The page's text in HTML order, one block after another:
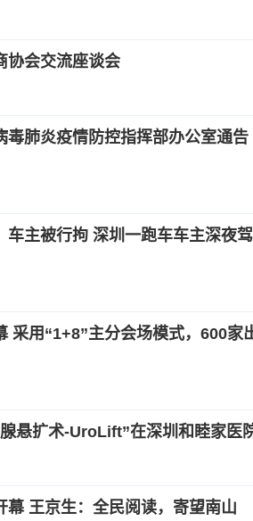
协会交流座谈会
毒肺炎疫情防控指挥部办公室通告
车主被行拘 深圳一跑车车主深夜
采用“1+8”主分会场模式，600家
悬扩术-UroLift”在深圳和睦家医
幕 王京生：全民阅读，寄望南山